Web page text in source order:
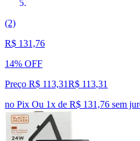
(2)
R$ 131,76
14% OFF
Preço R$ 113,31R$ 113,31
no Pix Ou 1x de R$ 131,76 sem